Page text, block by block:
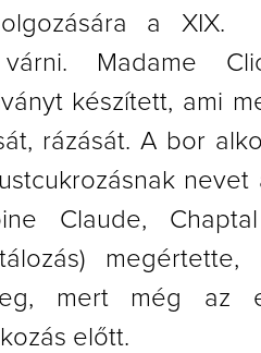
a XIX.
Madame
készített, ami
rázását. A bor
Claude,
mert még az
előtt.